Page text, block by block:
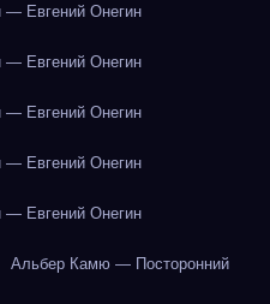
— Евгений Онегин
— Евгений Онегин
— Евгений Онегин
— Евгений Онегин
— Евгений Онегин
Альбер Камю — Посторонний